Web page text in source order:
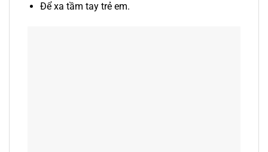
Để xa tầm tay trẻ em.